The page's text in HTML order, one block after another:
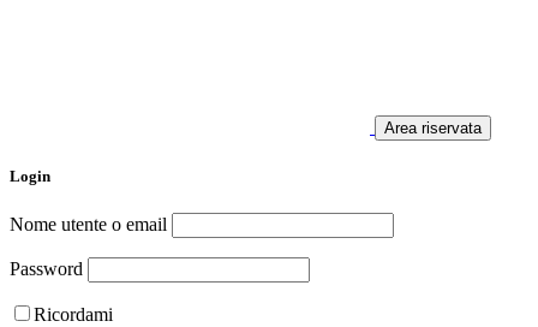
Area riservata
Login
Nome utente o email
Password
Ricordami